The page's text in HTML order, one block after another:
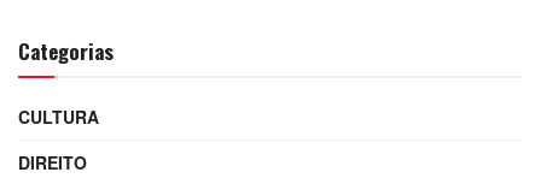
Categorias
CULTURA
DIREITO